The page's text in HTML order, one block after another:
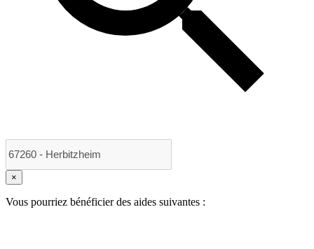
×
Vous pourriez bénéficier des aides suivantes :